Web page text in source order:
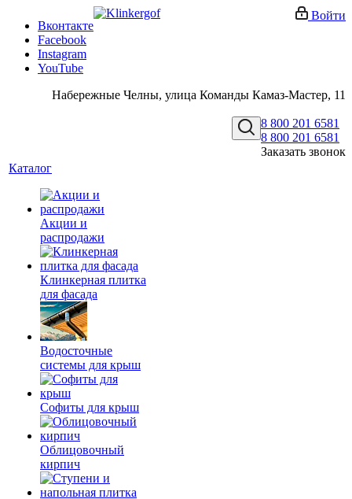
Вконтакте
Facebook
Instagram
YouTube
Войти
Набережные Челны, улица Команды Камаз-Мастер, 11
8 800 201 6581
8 800 201 6581
Заказать звонок
Каталог
Акции и
распродажи
Клинкерная плитка
для фасада
Водосточные
системы для крыш
Софиты для крыш
Облицовочный
кирпич